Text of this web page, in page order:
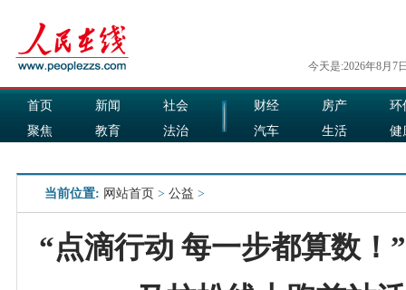
今天是:2026年8月7
首页 新闻
社会
聚焦
教育
法治
财经 房产
环
汽车
生活
健
当前位置: 网站首页 > 公益 >
“点滴行动 每一步都算数！